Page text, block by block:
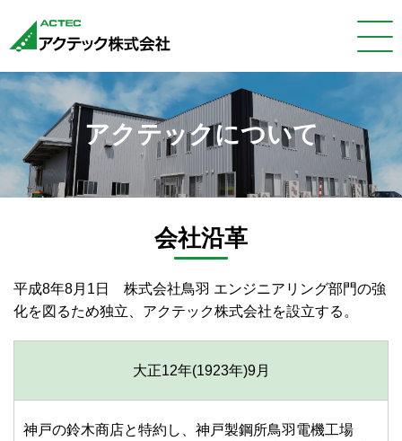
アクテックについて
会社沿革
平成8年8月1日 株式会社鳥羽 エンジニアリング部門の強
化を図るため独立、アクテック株式会社を設立する。
大正12年(1923年)9月
神戸の鈴木商店と特約し、神戸製鋼所鳥羽電機工場